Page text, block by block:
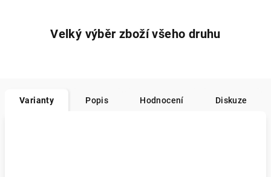
Velký výběr zboží všeho druhu
Varianty Popis Hodnocení Diskuze